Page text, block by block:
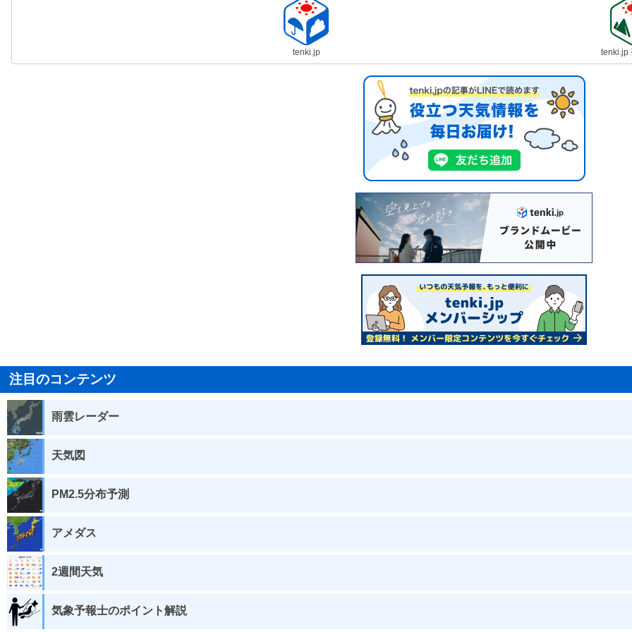
tenki.jp tenki.jp
注目のコンテンツ
雨雲レーダー
天気図
PM2.5分布予測
アメダス
2週間天気
気象予報士のポイント解説